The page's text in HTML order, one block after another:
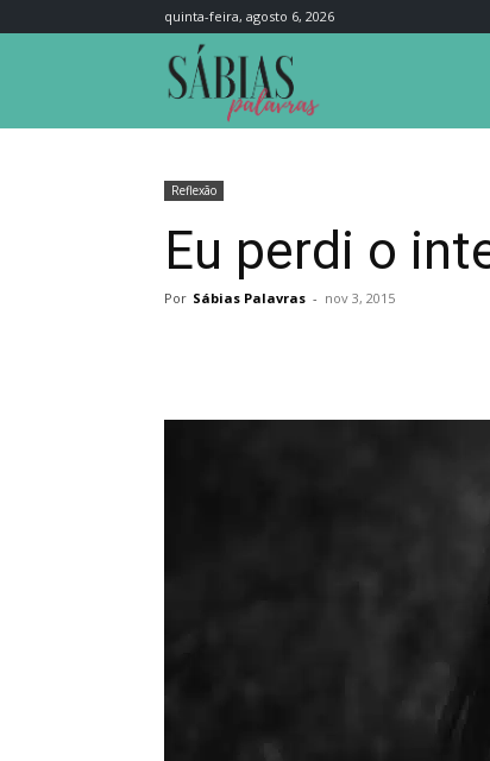
quinta-feira, agosto 6, 2026
Reflexão
Eu perdi o
Por Sábias Palavras - nov 3, 2015